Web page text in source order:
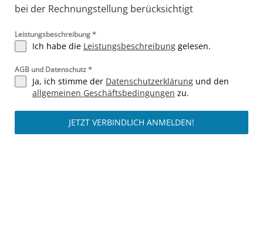
bei der Rechnungstellung berücksichtigt
Leistungsbeschreibung*
Ich habe die Leistungsbeschreibung gelesen.
AGB und Datenschutz*
Ja, ich stimme der Datenschutzerklärung und den
allgemeinen Geschäftsbedingungen zu.
JETZT VERBINDLICH ANMELDEN!